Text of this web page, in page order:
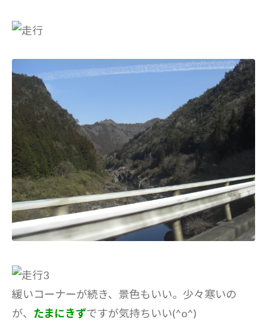
緩いコーナーが続き、景色もいい。少々寒いの
が、 たまにきずですが気持ちいい(^o^)